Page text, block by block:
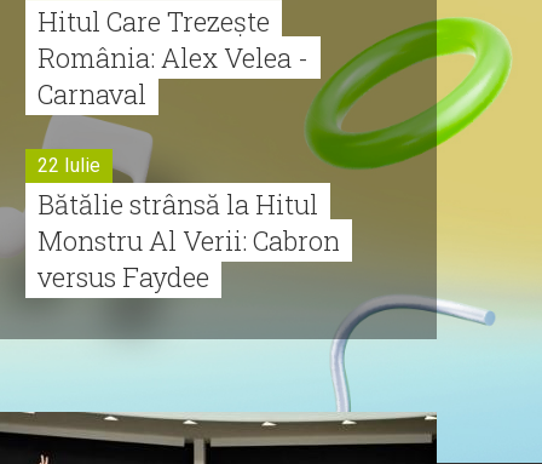
Hitul Care Trezește
România: Alex Velea -
Carnaval
22 Iulie
Bătălie strânsă la Hitul
Monstru Al Verii: Cabron
versus Faydee
Cabron vine cu Hitul